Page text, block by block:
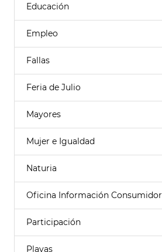
Educación
Empleo
Fallas
Feria de Julio
Mayores
Mujer e Igualdad
Naturia
Oficina Información Consumidor
Participación
Playas